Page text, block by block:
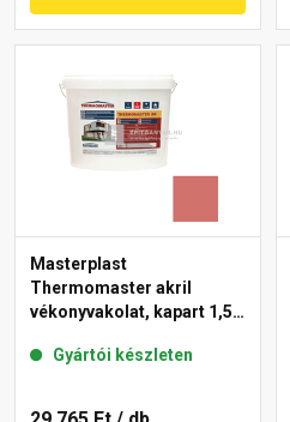
Masterplast
Thermomaster akril
vékonyvakolat, kapart 1,5
Gyártói készleten